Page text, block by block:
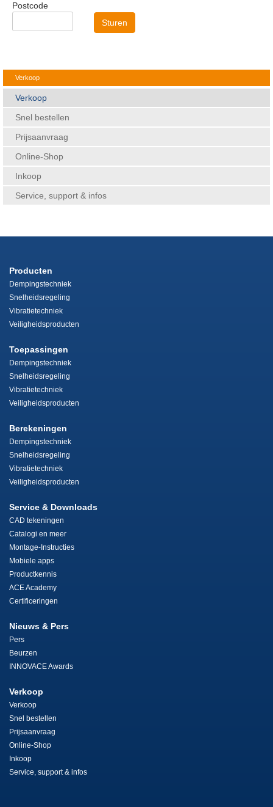
Postcode
Sturen
Verkoop
Verkoop
Snel bestellen
Prijsaanvraag
Online-Shop
Inkoop
Service, support & infos
Producten
Dempingstechniek
Snelheidsregeling
Vibratietechniek
Veiligheidsproducten
Toepassingen
Dempingstechniek
Snelheidsregeling
Vibratietechniek
Veiligheidsproducten
Berekeningen
Dempingstechniek
Snelheidsregeling
Vibratietechniek
Veiligheidsproducten
Service & Downloads
CAD tekeningen
Catalogi en meer
Montage-Instructies
Mobiele apps
Productkennis
ACE Academy
Certificeringen
Nieuws & Pers
Pers
Beurzen
INNOVACE Awards
Verkoop
Verkoop
Snel bestellen
Prijsaanvraag
Online-Shop
Inkoop
Service, support & infos